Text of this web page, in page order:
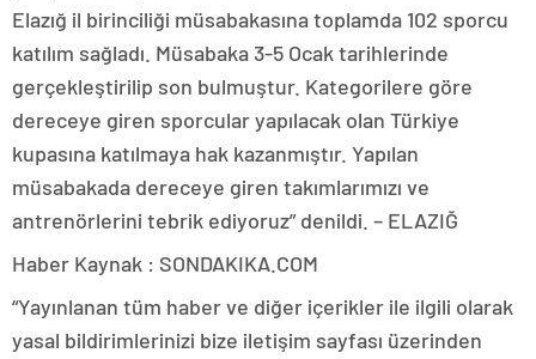
Elazığ il birinciliği müsabakasına toplamda 102 sporcu
katılım sağladı. Müsabaka 3-5 Ocak tarihlerinde
gerçekleştirilip son bulmuştur. Kategorilere göre
dereceye giren sporcular yapılacak olan Türkiye
kupasına katılmaya hak kazanmıştır. Yapılan
müsabakada dereceye giren takımlarımızı ve
antrenörlerini tebrik ediyoruz” denildi. – ELAZIĞ
Haber Kaynak : SONDAKIKA.COM
“Yayınlanan tüm haber ve diğer içerikler ile ilgili olarak
yasal bildirimlerinizi bize iletişim sayfası üzerinden